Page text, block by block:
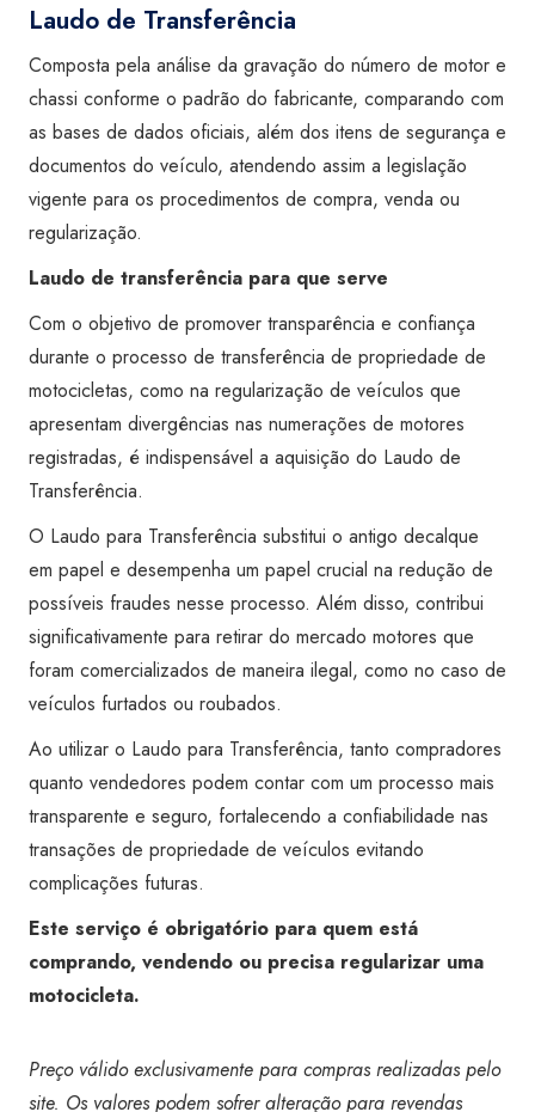
Laudo de Transferência
Composta pela análise da gravação do número de motor e
chassi conforme o padrão do fabricante, comparando com
as bases de dados oficiais, além dos itens de segurança e
documentos do veículo, atendendo assim a legislação
vigente para os procedimentos de compra, venda ou
regularização.
Laudo de transferência para que serve
Com o objetivo de promover transparência e confiança
durante o processo de transferência de propriedade de
motocicletas, como na regularização de veículos que
apresentam divergências nas numerações de motores
registradas, é indispensável a aquisição do Laudo de
Transferência.
O Laudo para Transferência substitui o antigo decalque
em papel e desempenha um papel crucial na redução de
possíveis fraudes nesse processo. Além disso, contribui
significativamente para retirar do mercado motores que
foram comercializados de maneira ilegal, como no caso de
veículos furtados ou roubados.
Ao utilizar o Laudo para Transferência, tanto compradores
quanto vendedores podem contar com um processo mais
transparente e seguro, fortalecendo a confiabilidade nas
transações de propriedade de veículos evitando
complicações futuras.
Este serviço é obrigatório para quem está
comprando, vendendo ou precisa regularizar uma
motocicleta.
Preço válido exclusivamente para compras realizadas pelo
site. Os valores podem sofrer alteração para revendas